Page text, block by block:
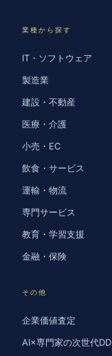
業種から探す
IT・ソフトウェア
製造業
建設・不動産
医療・介護
小売・EC
飲食・サービス
運輸・物流
専門サービス
教育・学習支援
金融・保険
その他
企業価値査定
AI×専門家の次世代DD